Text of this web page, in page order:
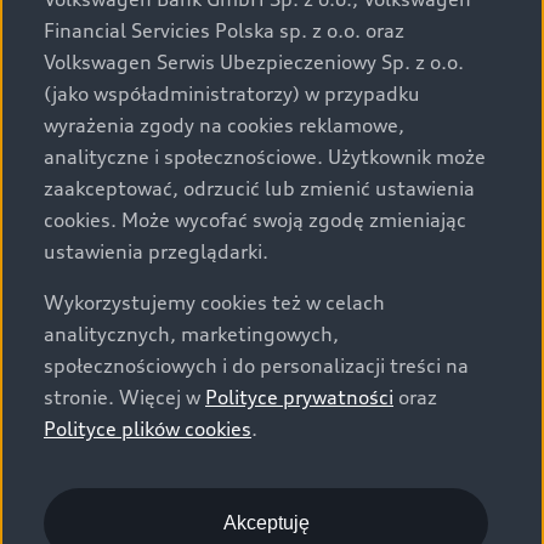
za dopłatą. Wiążące ustalenie ceny, wyposażenia i
specyfikacji pojazdu następują w umowie sprzedaży, a
określenie parametrów technicznych zawiera
świadectwo homologacji typu pojazdu. Zastrzegamy
sobie prawo do zmian i pomyłek. Wszelkie informacje
prezentowane na stronie są aktualne na dzień ich
zamieszczania. W celu uzyskania najnowszych
informacji prosimy kontaktować się z Partnerem Marki
Audi.
Wszystkie produkowane obecnie samochody marki Audi
są wykonywane z materiałów spełniających pod
względem możliwości odzysku i recyklingu wymagania
określone w normie ISO 22628 i są zgodne z
europejskimi świadectwami homologacji wydanymi wg
o.o. podlega obowiązkowi zapewnienia wszystkim
użytkownikom samochodów marki Volkswagen sieci
Financial Servicies Polska sp. z o.o. oraz
Volkswagen Serwis Ubezpieczeniowy Sp. z o.o.
(jako współadministratorzy) w przypadku
wyrażenia zgody na cookies reklamowe,
analityczne i społecznościowe. Użytkownik może
zaakceptować, odrzucić lub zmienić ustawienia
cookies. Może wycofać swoją zgodę zmieniając
ustawienia przeglądarki.
Wykorzystujemy cookies też w celach
analitycznych, marketingowych,
społecznościowych i do personalizacji treści na
stronie. Więcej w Polityce prywatności oraz
Polityce plików cookies.
Akceptuję